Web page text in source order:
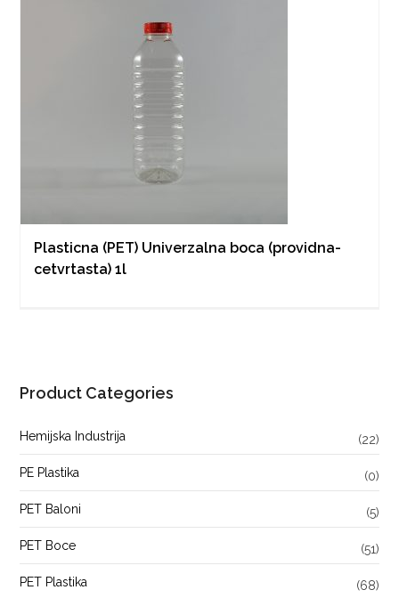
Plasticna (PET) Univerzalna boca (providna-
cetvrtasta) 1l
Product Categories
Hemijska Industrija (22)
PE Plastika (0)
PET Baloni (5)
PET Boce (51)
PET Plastika (68)